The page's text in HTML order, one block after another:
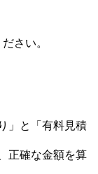
さい。
」と「有料見積
正確な金額を算